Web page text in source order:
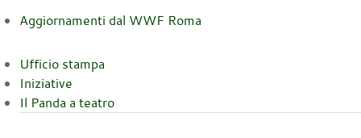
Aggiornamenti dal WWF Roma
Ufficio stampa
Iniziative
Il Panda a teatro